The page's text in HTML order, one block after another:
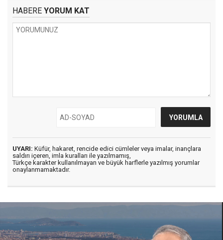
HABERE YORUM KAT
UYARI: Küfür, hakaret, rencide edici cümleler veya imalar, inançlara
saldırı içeren, imla kuralları ile yazılmamış,
Türkçe karakter kullanılmayan ve büyük harflerle yazılmış yorumlar
onaylanmamaktadır.